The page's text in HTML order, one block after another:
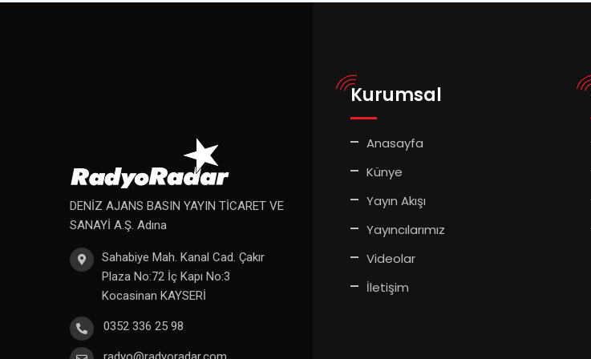
DENİZ AJANS BASIN YAYIN TİCARET VE
SANAYİ A.Ş. Adına
Sahabiye Mah. Kanal Cad. Çakır
Plaza No:72 İç Kapı No:3
Kocasinan KAYSERİ
0352 336 25 98
Kurumsal
Anasayfa
Künye
Yayın Akışı
Yayıncılarımız
Videolar
İletişim